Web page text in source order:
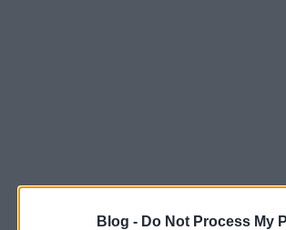
Blog - Do Not Process My